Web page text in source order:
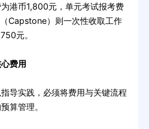
港币1,800元，单元考试报考费
Capstone）则一次性收取工作
元。
费用
实践，必须将费用与关键流程
算管理。